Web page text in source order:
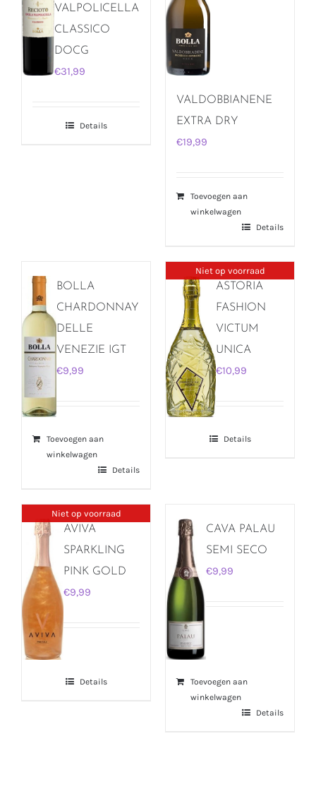
VALPOLICELLA
CLASSICO
DOCG
€31,99
Details
VALDOBBIANENE
EXTRA DRY
€19,99
Toevoegen aan
winkelwagen
Details
BOLLA
CHARDONNAY
DELLE
VENEZIE IGT
€9,99
Toevoegen aan
winkelwagen
Details
Niet op voorraad
ASTORIA
FASHION
VICTUM
UNICA
€10,99
Details
Niet op voorraad
AVIVA
SPARKLING
PINK GOLD
€9,99
Details
CAVA PALAU
SEMI SECO
€9,99
Toevoegen aan
winkelwagen
Details